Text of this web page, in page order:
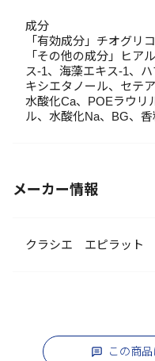
成分
「有効成分」チオグリ
「その他の成分」ヒア
ス-1、海藻エキス-1、
キシエタノール、セテ
水酸化Ca、POEラウリ
ル、水酸化Na、BG、
メーカー情報
クラシエ エピラット
この商